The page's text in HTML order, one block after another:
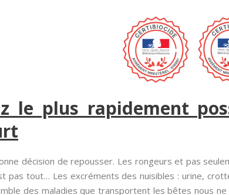
le plus rapidement
décision de repousser. Les rongeurs et pas
pas tout… Les excréments des nuisibles : urine,
des maladies que transportent les bêtes nous